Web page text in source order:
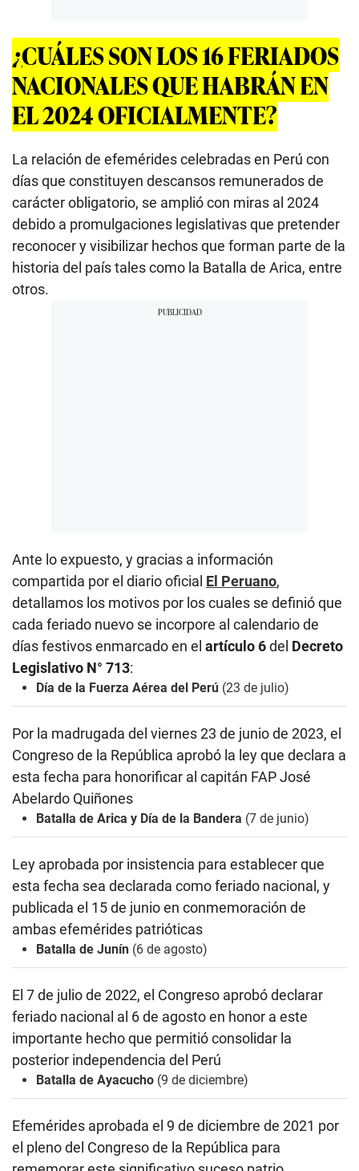
¿CUÁLES SON LOS 16 FERIADOS
NACIONALES QUE HABRÁN EN
EL 2024 OFICIALMENTE?
La relación de efemérides celebradas en Perú con
días que constituyen descansos remunerados de
carácter obligatorio, se amplió con miras al 2024
debido a promulgaciones legislativas que pretender
reconocer y visibilizar hechos que forman parte de la
historia del país tales como la Batalla de Arica, entre
otros.
Ante lo expuesto, y gracias a información
compartida por el diario oficial El Peruano,
detallamos los motivos por los cuales se definió que
cada feriado nuevo se incorpore al calendario de
días festivos enmarcado en el artículo 6del Decreto
Legislativo N° 713:
Día de la Fuerza Aérea del Perú (23 de julio)
Por la madrugada del viernes 23 de junio de 2023, el
Congreso de la República aprobó la ley que declara a
esta fecha para honorificar al capitán FAP José
Abelardo Quiñones
Batalla de Arica y Día de la Bandera (7 de junio)
Ley aprobada por insistencia para establecer que
esta fecha sea declarada como feriado nacional, y
publicada el 15 de junioen conmemoración de
ambas efemérides patrióticas
Batalla de Junín (6 de agosto)
El 7 de julio de 2022, el Congreso aprobódeclarar
feriado nacional al 6 de agosto en honor a este
importante hecho que permitió consolidar la
posterior independencia del Perú
Batalla de Ayacucho (9 de diciembre)
Efemérides aprobada el 9 de diciembre de 2021 por
el pleno del Congreso de la República para